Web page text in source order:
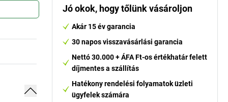
Jó okok, hogy tőlünk vásároljon
Akár 15 év garancia
30 napos visszavásárlási garancia
Nettó 30.000 + ÁFA Ft-os értékhatár felett
díjmentes a szállítás
Hatékony rendelési folyamatok üzleti
ügyfelek számára